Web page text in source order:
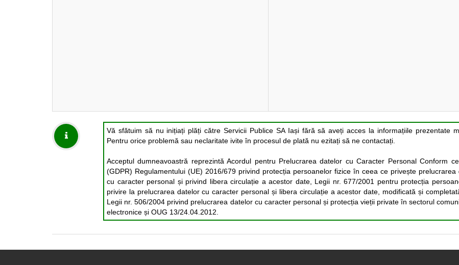
Vă sfătuim să nu inițiați plăți către Servicii Publice SA Iași fără să aveți acces la informațiile prezentate
Pentru orice problemă sau neclaritate ivite în procesul de plată nu ezitați să ne contactați.
Acceptul dumneavoastră reprezintă Acordul pentru Prelucrarea datelor cu Caracter Personal Conform
(GDPR) Regulamentului (UE) 2016/679 privind protecția persoanelor fizice în ceea ce privește prelucrarea
cu caracter personal și privind libera circulație a acestor date, Legii nr. 677/2001 pentru protecția
privire la prelucrarea datelor cu caracter personal și libera circulație a acestor date, modificată și
Legii nr. 506/2004 privind prelucrarea datelor cu caracter personal și protecția vieții private în sectorul
electronice și OUG 13/24.04.2012.